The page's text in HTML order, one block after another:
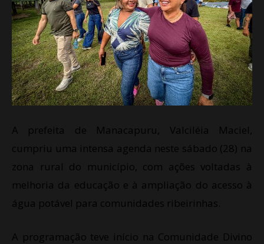
A prefeita de Manacapuru, Valciléia Maciel,
cumpriu uma intensa agenda neste sábado (28) na
zona rural do município, com ações voltadas à
melhoria da educação e à ampliação do acesso à
água potável para comunidades ribeirinhas.
A programação teve início na Comunidade Divino